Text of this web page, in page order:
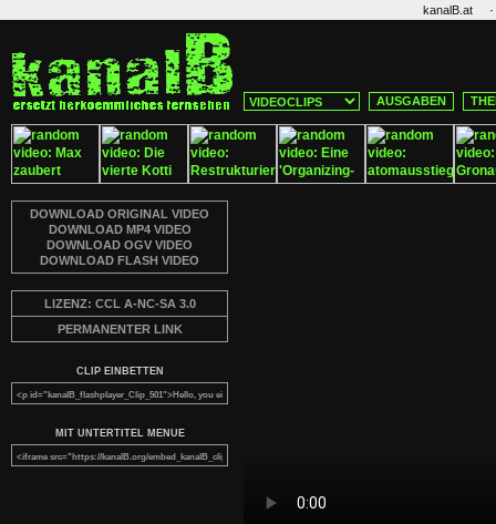
kanalB.at ·
AUSGABEN
DOWNLOAD ORIGINAL VIDEO
DOWNLOAD MP4 VIDEO
DOWNLOAD OGV VIDEO
DOWNLOAD FLASH VIDEO
LIZENZ: CCL A-NC-SA 3.0
PERMANENTER LINK
CLIP EINBETTEN
MIT UNTERTITEL MENUE